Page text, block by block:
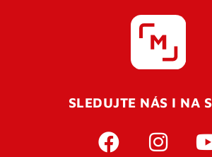
Pro úspěšné dokončení registrace je
vaší e-mailovouadresu. Po úspěšném
SLEDUJTE NÁS I NA